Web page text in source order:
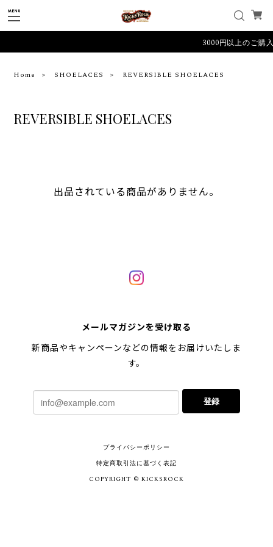
3000円以上のご購
Home SHOELACES REVERSIBLE SHOELACES
REVERSIBLE SHOELACES
出品されている商品がありません。
メールマガジンを受け取る
新商品やキャンペーンなどの情報をお届けいたしま
す。
登録
プライバシーポリシー
特定商取引法に基づく表記
COPYRIGHT © KICKSROCK